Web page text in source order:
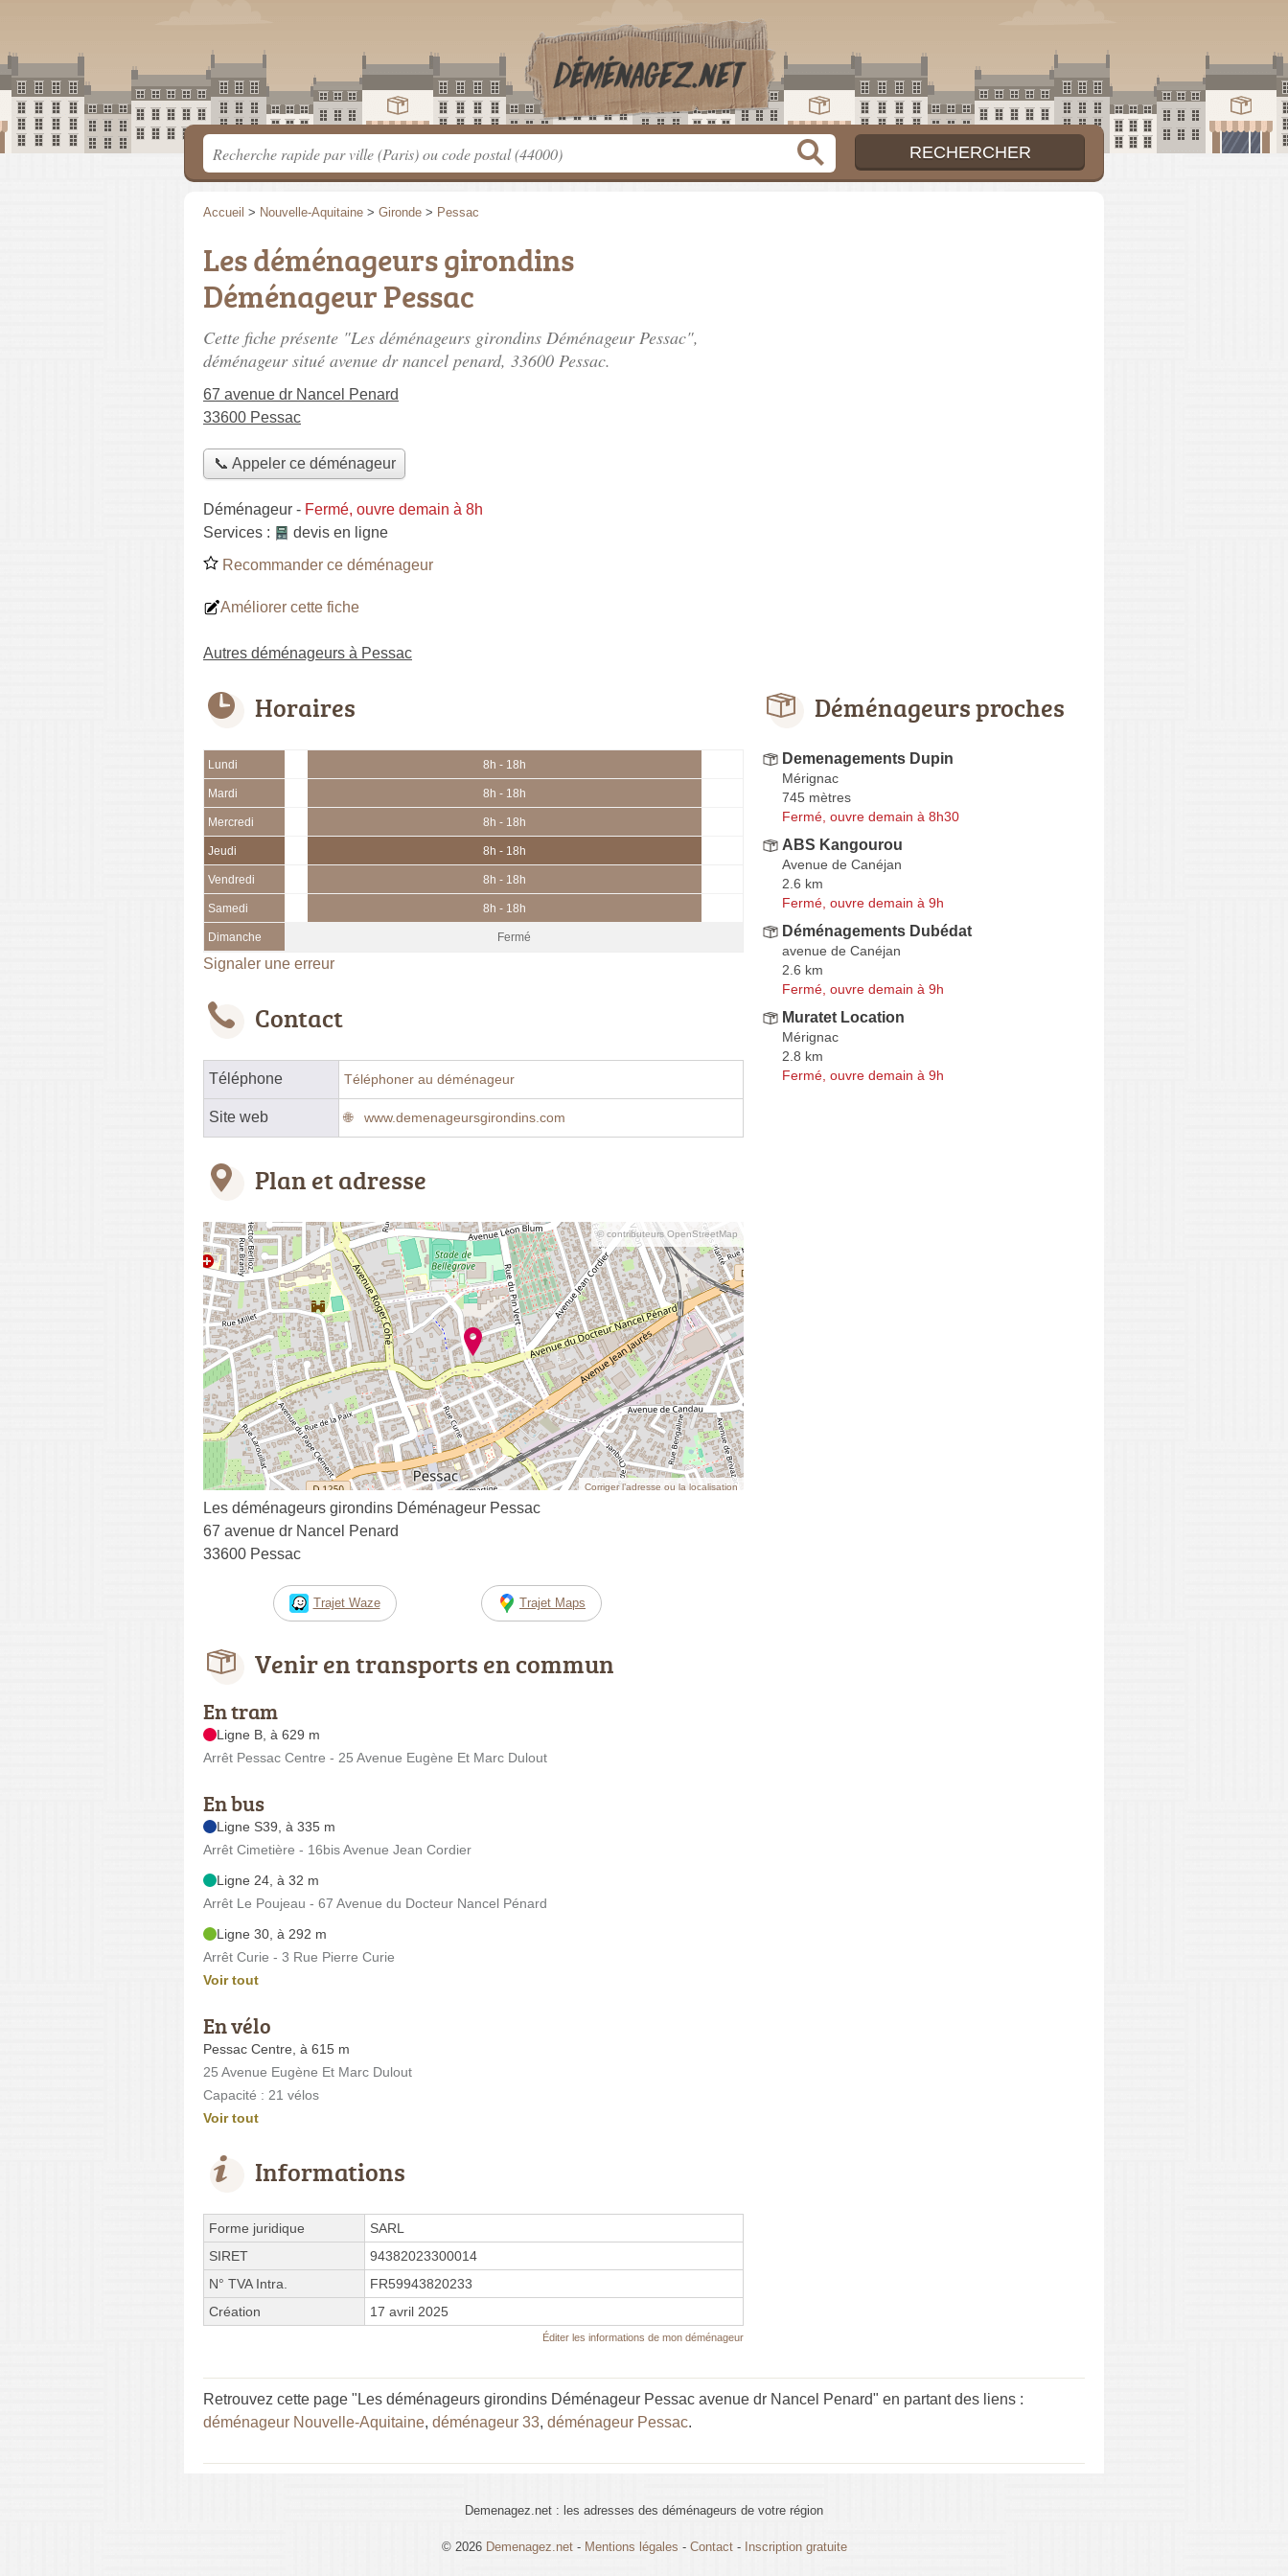
Accueil > Nouvelle-Aquitaine > Gironde > Pessac
Les déménageurs girondins
Déménageur Pessac
Cette fiche présente "Les déménageurs girondins Déménageur Pessac",
déménageur situé avenue dr nancel penard, 33600 Pessac.
67 avenue dr Nancel Penard
33600 Pessac
📞 Appeler ce déménageur
Déménageur - Fermé, ouvre demain à 8h
Services :
devis en ligne
Recommander ce déménageur
Améliorer cette fiche
Autres déménageurs à Pessac
Horaires
Lundi 8h - 18h
Mardi 8h - 18h
Mercredi 8h - 18h
Jeudi 8h - 18h
Vendredi 8h - 18h
Samedi 8h - 18h
Dimanche Fermé
Signaler une erreur
Contact
Téléphone Téléphoner au déménageur
Site web www.demenageursgirondins.com
Plan et adresse
© contributeurs OpenStreetMap
Corriger l’adresse ou la localisation
Les déménageurs girondins Déménageur Pessac
67 avenue dr Nancel Penard
33600 Pessac
Trajet Waze Trajet Maps
Venir en transports en commun
En tram
Ligne B, à 629 m
Arrêt Pessac Centre - 25 Avenue Eugène Et Marc Dulout
En bus
Ligne S39, à 335 m
Arrêt Cimetière - 16bis Avenue Jean Cordier
Ligne 24, à 32 m
Arrêt Le Poujeau - 67 Avenue du Docteur Nancel Pénard
Ligne 30, à 292 m
Arrêt Curie - 3 Rue Pierre Curie
Voir tout
En vélo
Pessac Centre, à 615 m
25 Avenue Eugène Et Marc Dulout
Capacité : 21 vélos
Voir tout
Informations
Forme juridique
SARL
SIRET
94382023300014
N° TVA Intra.
FR59943820233
Création
17 avril 2025
Éditer les informations de mon déménageur
Déménageurs proches
Demenagements Dupin
Mérignac
745 mètres
Fermé, ouvre demain à 8h30
ABS Kangourou
Avenue de Canéjan
2.6 km
Fermé, ouvre demain à 9h
Déménagements Dubédat
avenue de Canéjan
2.6 km
Fermé, ouvre demain à 9h
Muratet Location
Mérignac
2.8 km
Fermé, ouvre demain à 9h
Retrouvez cette page "Les déménageurs girondins Déménageur Pessac avenue dr Nancel Penard" en partant des liens :
déménageur Nouvelle-Aquitaine, déménageur 33, déménageur Pessac.
Demenagez.net : les adresses des déménageurs de votre région
© 2026 Demenagez.net - Mentions légales - Contact- Inscription gratuite